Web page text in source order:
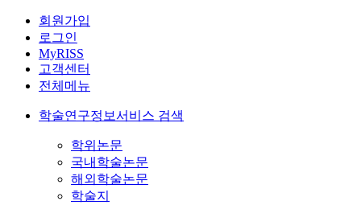
회원가입
로그인
MyRISS
고객센터
전체메뉴
학술연구정보서비스 검색
학위논문
국내학술논문
해외학술논문
학술지